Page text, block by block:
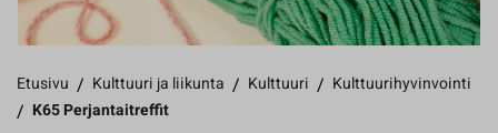
Etusivu / Kulttuuri ja liikunta / Kulttuuri / Kulttuurihyvinvointi
/ K65 Perjantaitreffit